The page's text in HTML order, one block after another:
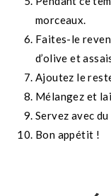
morceaux.
Faites-le
d’olive et
Ajoutez le
Mélangez et
Servez avec
Bon appétit !